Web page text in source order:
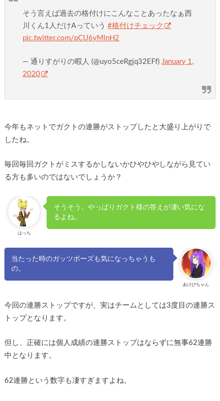
そう言えば過去の格付けにこんなことあったなぁ西
川くん1人だけAっていう#格付けチェック
pic.twitter.com/pCU6yMlnH2
— 通りすがりの暇人 (@uyo5ceRgjq32EFf) January 1,
2020
今年もネットでガクトの連勝がストップしたと大盛り上がりで
したね。
毎回毎回ガクトがミスするかしないかひやひやしながら見てい
る方も多いのではないでしょうか？
はっち
そうそう。やっぱりガクト様の答えが凄い気にな
るよね。
あけびちゃん
当たった時のガッツポーズも気になっちゃうも
の。
今回の連勝ストップですが、実はチームとしては3度目の連勝ス
トップとなります。
但し、正確には個人成績の連勝ストップはならずに無事62連勝
中となります。
62連勝という数字も凄すぎますよね。